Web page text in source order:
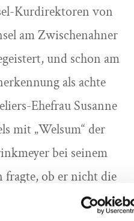
Kurdirektoren von
am Zwischenahner
und schon am
als achte
Ehefrau Susanne
mit „Welsum“ der
bei seinem
fragte, ob er nicht die